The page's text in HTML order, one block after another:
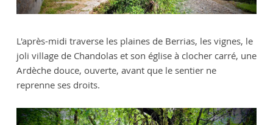
L'après-midi traverse les plaines de Berrias, les vignes, le
joli village de Chandolas et son église à clocher carré, une
Ardèche douce, ouverte, avant que le sentier ne
reprenne ses droits.